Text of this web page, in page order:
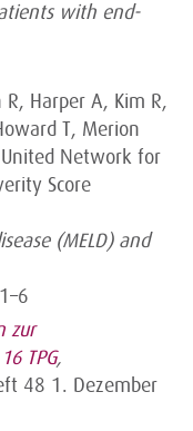
with end-
R, Harper A, Kim R,
T, Merion
Network for
Score
(MELD) and
zur
TPG,
48 1. Dezember